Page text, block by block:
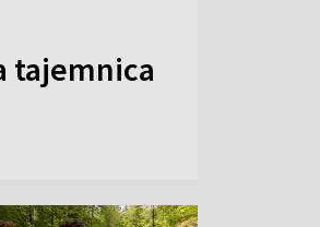
tajemnica